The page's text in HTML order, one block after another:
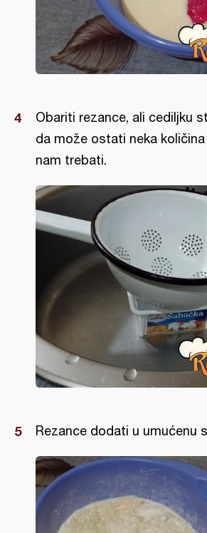
Obariti rezance, ali cediljku
da može ostati neka
nam trebati.
Rezance dodati u umućenu